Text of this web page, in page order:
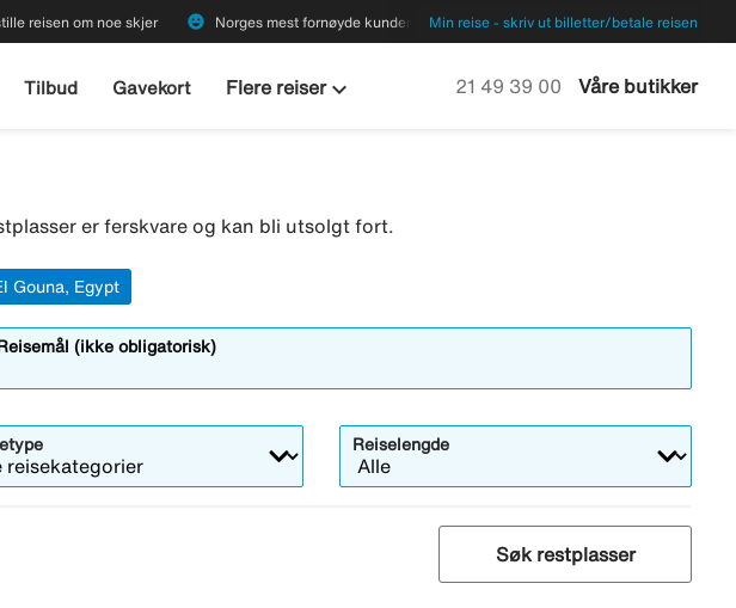
reisen om noe skjer emoji_emotions Norges mest fornøyde kunder Min reise - skriv ut billetter/betale reisen
Tilbud Gavekort Flere reiserkeyboard_arrow_down Ring oss på
21 49 39 00 Våre butikker
er ferskvare og kan bli utsolgt fort.
Reisemål (ikke obligatorisk)
Gouna, Egypt
Reiselengde
Søk restplasser